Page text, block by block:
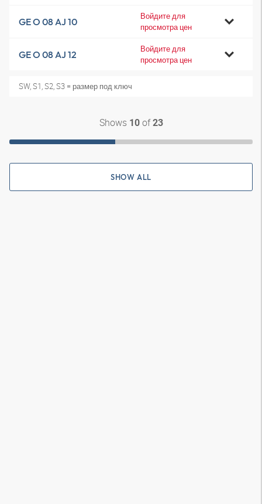
GE O 08 AJ 10
Войдите для
просмотра цен
GE O 08 AJ 12
Войдите для
просмотра цен
SW, S1, S2, S3 = размер под ключ
Shows 10of23
SHOW ALL